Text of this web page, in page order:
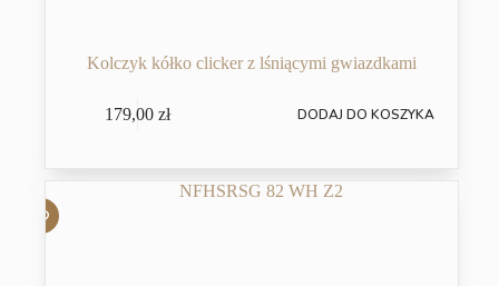
Kolczyk kółko clicker z lśniącymi gwiazdkami
179,00zł DODAJ DO KOSZYKA